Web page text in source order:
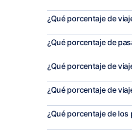
¿Qué porcentaje de
¿Qué porcentaje de
¿Qué porcentaje de
¿Qué porcentaje de
¿Qué porcentaje de los